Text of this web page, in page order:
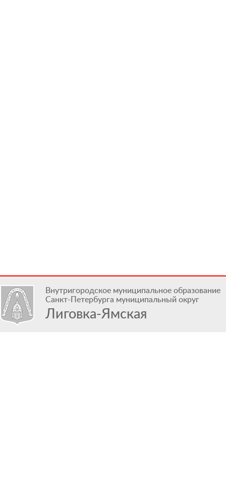
Внутригородское муниципальное образование
Санкт-Петербурга муниципальный округ
Лиговка-Ямская